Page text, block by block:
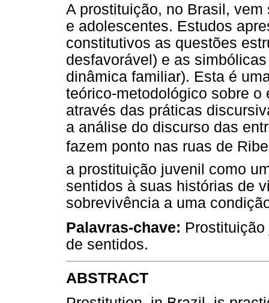
A prostituição, no Brasil,
e adolescentes. Estudos
constitutivos as questões
desfavorável) e as
dinâmica familiar). Esta é
teórico-metodológico sobre
através das práticas
a análise do discurso das
fazem ponto nas ruas de
a prostituição juvenil como
sentidos à suas histórias de
sobrevivência a uma
Palavras-chave:
de sentidos.
ABSTRACT